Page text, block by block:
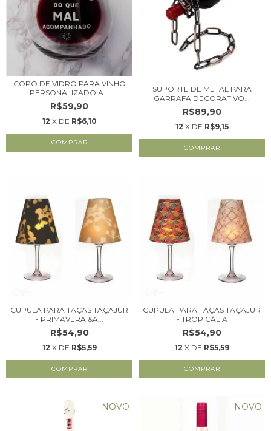
COPO DE VIDRO PARA VINHO
PERSONALIZADO A...
R$59,90
12 X DE R$6,10
SUPORTE DE METAL PARA
GARRAFA DECORATIVO...
R$89,90
12 X DE R$9,15
COMPRAR
CUPULA PARA TAÇAS TAÇAJUR
- PRIMAVERA &A...
R$54,90
12 X DE R$5,59
CUPULA PARA TAÇAS TAÇAJUR
- TROPICÁLIA
R$54,90
12 X DE R$5,59
NOVO NOVO